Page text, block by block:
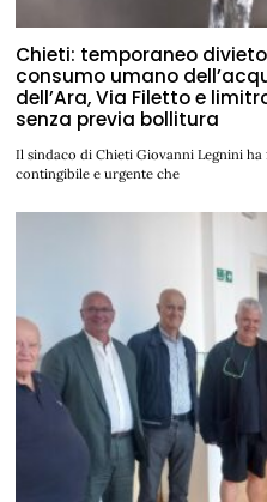
Chieti: temporaneo
consumo umano
dell’Ara, Via Filetto e
senza previa bollitura
Il sindaco di Chieti Giovanni Legnini
contingibile e urgente che